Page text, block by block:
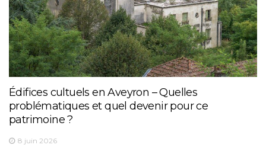
Édifices cultuels en Aveyron – Quelles
problématiques et quel devenir pour ce
patrimoine ?
8 juin 2026